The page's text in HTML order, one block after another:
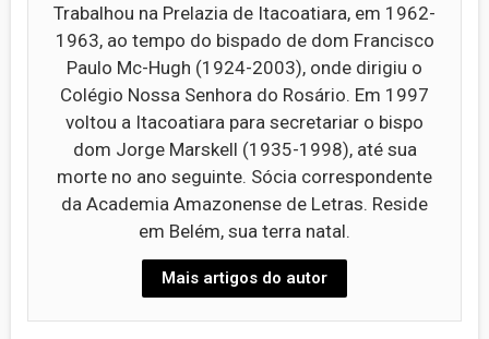
Trabalhou na Prelazia de Itacoatiara, em 1962-
1963, ao tempo do bispado de dom Francisco
Paulo Mc-Hugh (1924-2003), onde dirigiu o
Colégio Nossa Senhora do Rosário. Em 1997
voltou a Itacoatiara para secretariar o bispo
dom Jorge Marskell (1935-1998), até sua
morte no ano seguinte. Sócia correspondente
da Academia Amazonense de Letras. Reside
em Belém, sua terra natal.
Mais artigos do autor